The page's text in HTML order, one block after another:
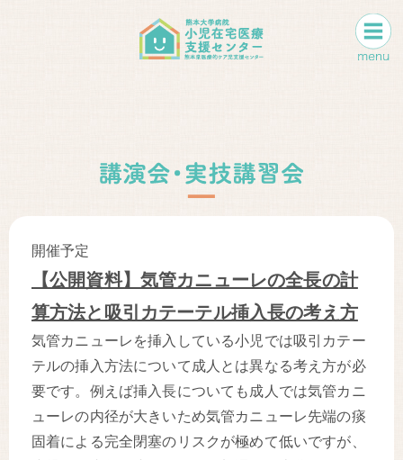
開催予定
【公開資料】気管カニューレの全長の計
算方法と吸引カテーテル挿入長の考え方
気管カニューレを挿入している小児では吸引カテー
テルの挿入方法について成人とは異なる考え方が必
要です。例えば挿入長についても成人では気管カニ
ューレの内径が大きいため気管カニューレ先端の痰
固着による完全閉塞のリスクが極めて低いですが、